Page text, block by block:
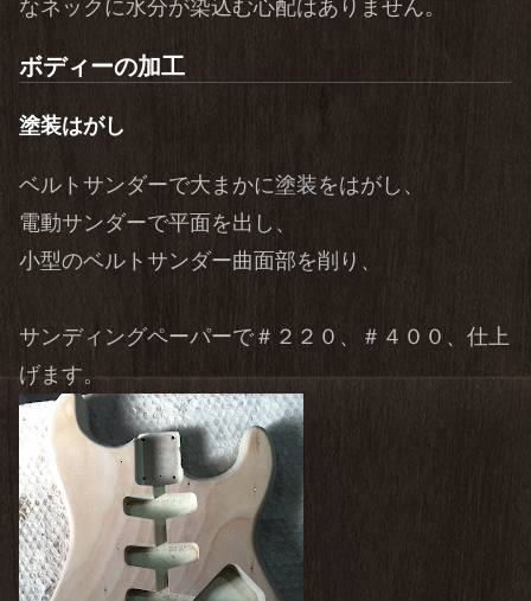
なネックに水分が染込む心配はありません。
ボディーの加工
塗装はがし
ベルトサンダーで大まかに塗装をはがし、
電動サンダーで平面を出し、
小型のベルトサンダー曲面部を削り、
サンディングペーパーで＃２２０、＃４００、仕上
げます。